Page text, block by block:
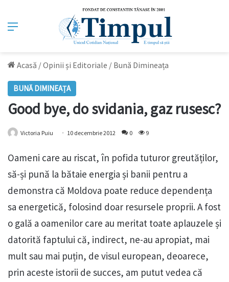
Meniu
Acasă /Opinii și Editoriale / Bună Dimineața
BUNĂ DIMINEAȚA
Good bye, do svidania, gaz rusesc?
Victoria Puiu 10 decembrie 2012 0 9
Oameni care au riscat, în pofida tuturor greutăților,
să-și pună la bătaie energia și banii pentru a
demonstra că Moldova poate reduce dependența
sa energetică, folosind doar resursele proprii. A fost
o gală a oamenilor care au meritat toate aplauzele și
datorită faptului că, indirect, ne-au apropiat, mai
mult sau mai puțin, de visul european, deoarece,
prin aceste istorii de succes, am putut vedea că